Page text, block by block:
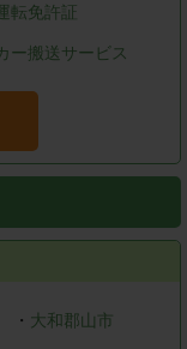
転免許証
ー搬送サービス
・ 大和郡山市